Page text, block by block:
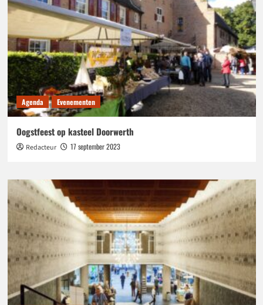
Agenda Evenementen
Oogstfeest op kasteel Doorwerth
Redacteur 17 september 2023